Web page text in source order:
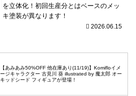
を立体化！初回生産分とはベースのメッ
キ塗装が異なります！
2026.06.15
【あみあみ50%OFF 他在庫あり(11/19)】Komifloイメ
ージキャラクター 古見川 葵 illustrated by 魔太郎 オー
キッドシード フィギュアが登場！